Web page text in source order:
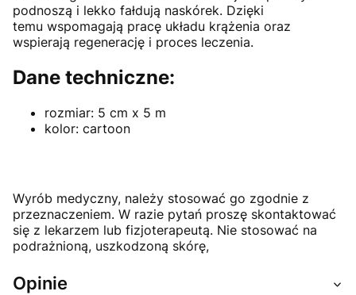
podnoszą i lekko fałdują naskórek. Dzięki
temu wspomagają pracę układu krążenia oraz
wspierają regenerację i proces leczenia.
Dane techniczne:
rozmiar: 5 cm x 5 m
kolor: cartoon
Wyrób medyczny, należy stosować go zgodnie z
przeznaczeniem. W razie pytań proszę skontaktować
się z lekarzem lub fizjoterapeutą. Nie stosować na
podrażnioną, uszkodzoną skórę,
Opinie